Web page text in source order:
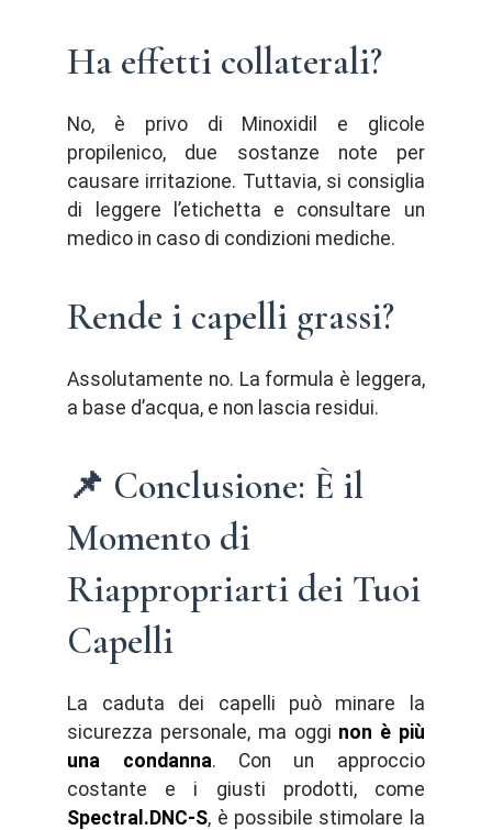
Ha effetti collaterali?
No, è privo di Minoxidil e glicole
propilenico, due sostanze note per
causare irritazione. Tuttavia, si consiglia
di leggere l’etichetta e consultare un
medico in caso di condizioni mediche.
Rende i capelli grassi?
Assolutamente no. La formula è leggera,
a base d’acqua, e non lascia residui.
📌 Conclusione: È il
Momento di
Riappropriarti dei Tuoi
Capelli
La caduta dei capelli può minare la
sicurezza personale, ma oggi non è più
una condanna. Con un approccio
costante e i giusti prodotti, come
Spectral.DNC-S, è possibile stimolare la